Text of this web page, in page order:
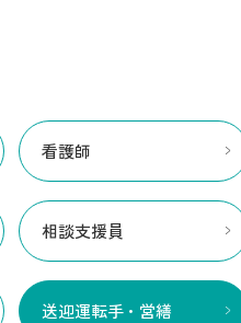
看護師
相談支援員
送迎運転手・営繕